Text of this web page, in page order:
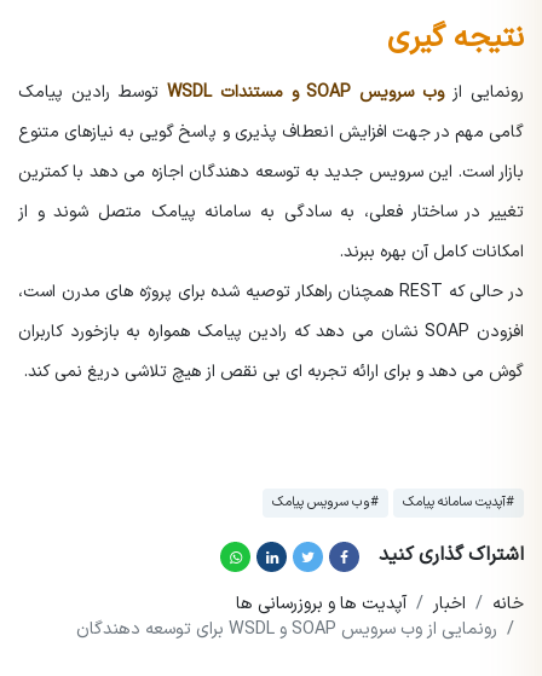
نتیجه گیری
رونمایی ازوب سرویس SOAP و مستندات WSDL
توسط رادین پیامک
گامی مهم در جهت افزایش انعطاف پذیری و پاسخ گویی به نیازهای متنوع
بازار است. این سرویس جدید به توسعه دهندگان اجازه می دهد با کمترین
تغییر در ساختار فعلی، به سادگی به سامانه پیامک متصل شوند و از
امکانات کامل آن بهره ببرند.
در حالی که REST همچنان راهکار توصیه شده برای پروژه های مدرن است،
افزودن SOAP نشان می دهد که رادین پیامک همواره به بازخورد کاربران
گوش می دهد و برای ارائه تجربه ای بی نقص از هیچ تلاشی دریغ نمی کند.
#آپدیت سامانه پیامک #وب سرویس پیامک
اشتراک گذاری کنید
خانه اخبار
آپدیت ها و بروزرسانی ها
رونمایی از وب سرویس SOAP و WSDL برای توسعه دهندگان